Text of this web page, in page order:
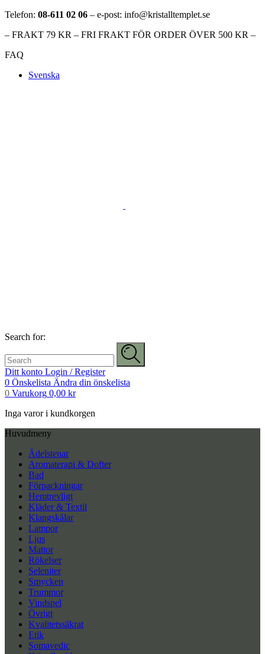
Telefon: 08-611 02 06 – e-post: info@kristalltemplet.se
– FRAKT 79 KR – FRI FRAKT FÖR ORDER ÖVER 500 KR –
FAQ
Svenska
Search for:
Ditt konto Login / Register
0 Önskelista Ändra din önskelista
0 Varukorg 0,00 kr
Inga varor i kundkorgen
Huvudmeny
Ädelstenar
Aromaterapi & Dofter
Bad
Förpackningar
Hemtrevligt
Kläder & Textil
Klangskålar
Lampor
Ljus
Mattor
Rökelser
Seleniter
Smycken
Trummor
Vindspel
Övrigt
Kvalitetssäkrat
Etik
Somavedic